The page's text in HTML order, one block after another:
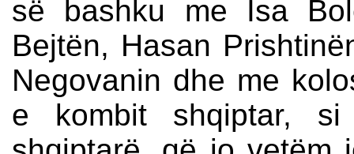
së bashku me Isa
Bejtën, Hasan
Negovanin dhe me
e kombit shqiptar,